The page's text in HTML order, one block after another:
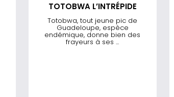
TOTOBWA L’INTRÉPIDE
Totobwa, tout jeune pic de
Guadeloupe, espèce
endémique, donne bien des
frayeurs à ses ...